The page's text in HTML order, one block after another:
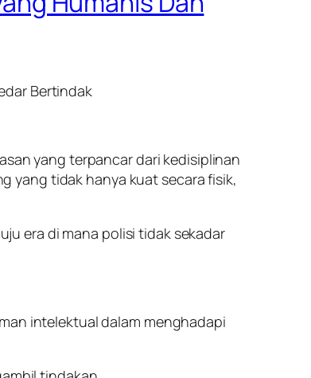
Bertindak
yang terpancar dari kedisiplinan
yang tidak hanya kuat secara fisik,
era di mana polisi tidak sekadar
intelektual dalam menghadapi